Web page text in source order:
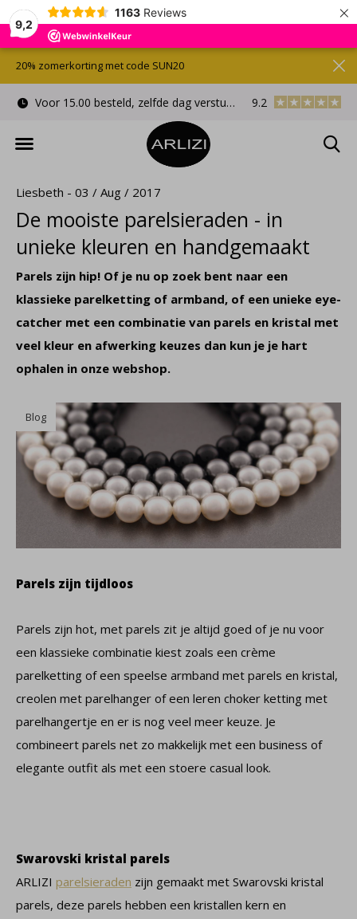
9,2
1163 Reviews ×
Voor 15.00 besteld, zelfde dag verstuurd Gratis
9.2
20% zomerkorting met code SUN20
Liesbeth - 03 / Aug / 2017
De mooiste parelsieraden - in
unieke kleuren en handgemaakt
Parels zijn hip! Of je nu op zoek bent naar een
klassieke parelketting of armband, of een unieke eye-
catcher met een combinatie van parels en kristal met
veel kleur en afwerking keuzes dan kun je je hart
ophalen in onze webshop.
Blog
Parels zijn tijdloos
Parels zijn hot, met parels zit je altijd goed of je nu voor
een klassieke combinatie kiest zoals een crème
parelketting of een speelse armband met parels en kristal,
creolen met parelhanger of een leren choker ketting met
parelhangertje en er is nog veel meer keuze. Je
combineert parels net zo makkelijk met een business of
elegante outfit als met een stoere casual look.
Swarovski kristal parels
ARLIZI parelsieraden zijn gemaakt met Swarovski kristal
parels, deze parels hebben een kristallen kern en